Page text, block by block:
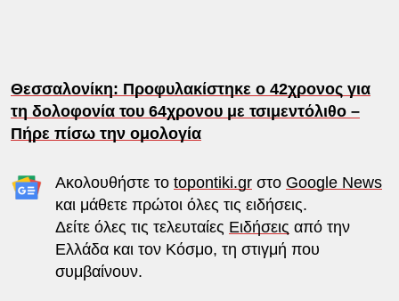
Θεσσαλονίκη: Προφυλακίστηκε ο 42χρονος για
τη δολοφονία του 64χρονου με τσιμεντόλιθο –
Πήρε πίσω την ομολογία
Ακολουθήστε το topontiki.grστο Google News
και μάθετε πρώτοι όλες τις ειδήσεις.
Δείτε όλες τις τελευταίες Ειδήσεις από την
Ελλάδα και τον Κόσμο, τη στιγμή που
συμβαίνουν.